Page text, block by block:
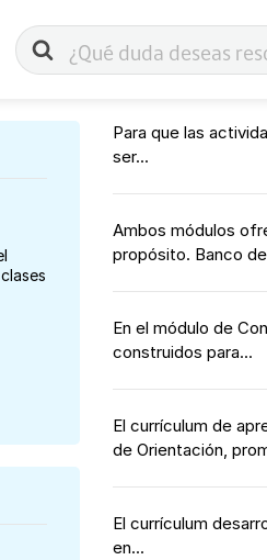
Buscar
Para que las
ser...
Ambos módulos
propósito. Banco
En el módulo de
construidos para...
El currículum de
de Orientación,
El currículum
en...